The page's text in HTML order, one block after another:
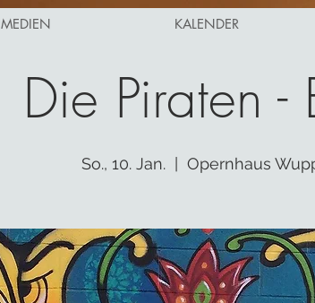
Die Piraten -
So., 10. Jan.
  |
Opernhaus
MEDIEN KALENDER